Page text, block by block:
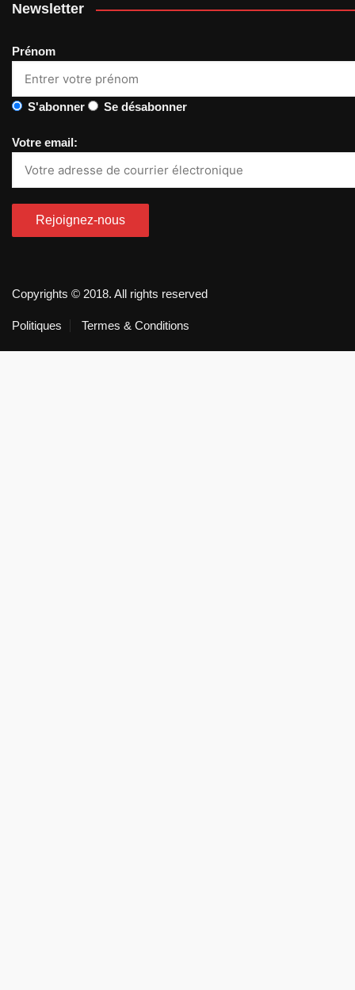
Newsletter
Prénom
S'abonner Se désabonner
Votre email:
Copyrights © 2018. All rights reserved
Politiques Termes & Conditions